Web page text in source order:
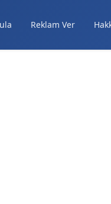
Reklam Ver